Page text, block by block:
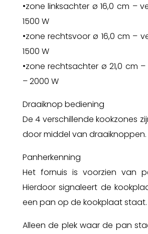
•zone linksachter ø 16,0 cm –
1500 W
•zone rechtsvoor ø 16,0 cm –
1500 W
•zone rechtsachter ø 21,0 cm –
– 2000 W
Draaiknop bediening
De 4 verschillende kookzones
door middel van draaiknoppen.
Panherkenning
Het fornuis is voorzien van
Hierdoor signaleert de
een pan op de kookplaat staat.
Alleen de plek waar de pan